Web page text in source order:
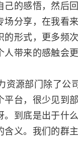
的感悟，然后
分享，在我看
形式，更多频
带来的感触会
源部门除了公
台，很少见到
到底是出于什
义。我们的群